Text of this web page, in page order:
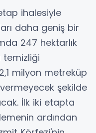
ihalesiyle
daha geniş bir
247 hektarlık
temizliği
milyon metreküp
şekilde
İlk iki etapta
ardından